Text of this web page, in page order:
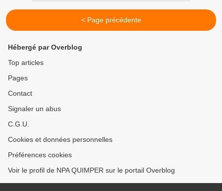
< Page précédente
Hébergé par Overblog
Top articles
Pages
Contact
Signaler un abus
C.G.U.
Cookies et données personnelles
Préférences cookies
Voir le profil de NPA QUIMPER sur le portail Overblog